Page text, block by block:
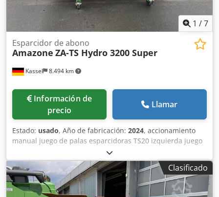
1 /7
Kassel 8.494 km
Esparcidor de abono
Amazone ZA-TS Hydro 3200 Super
Información de
precio
Llamar
Estado: usado, Año de fabricación: 2024, accionamiento
manual juego de palas esparcidoras TS20 izquierda juego
de palas esparcidoras TS20 / derecha accionamiento
hidráulico izquierdo con AutoTS y FlowControl ProfiSPro
accionamiento hidráulico derecho con AutoTS y
FlowControl ProfiSPro disco principal izquierdo con AutoTS
/ disco principal derecho Crjdpfjtrdzwjx Alxjf
Clasificado